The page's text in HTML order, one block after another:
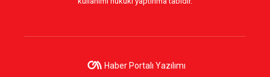
Haber Portalı Yazılımı